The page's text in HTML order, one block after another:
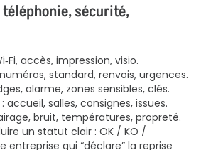
téléphonie, sécurité,
accès, impression, visio.
standard, renvois, urgences.
alarme, zones sensibles, clés.
: accueil, salles, consignes, issues.
bruit, températures, propreté.
un statut clair : OK / KO /
entreprise qui “déclare” la reprise